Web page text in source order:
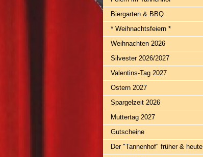
Biergarten & BBQ
* Weihnachtsfeiern *
Weihnachten 2026
Silvester 2026/2027
Valentins-Tag 2027
Ostern 2027
Spargelzeit 2026
Muttertag 2027
Gutscheine
Der "Tannenhof" früher & heute